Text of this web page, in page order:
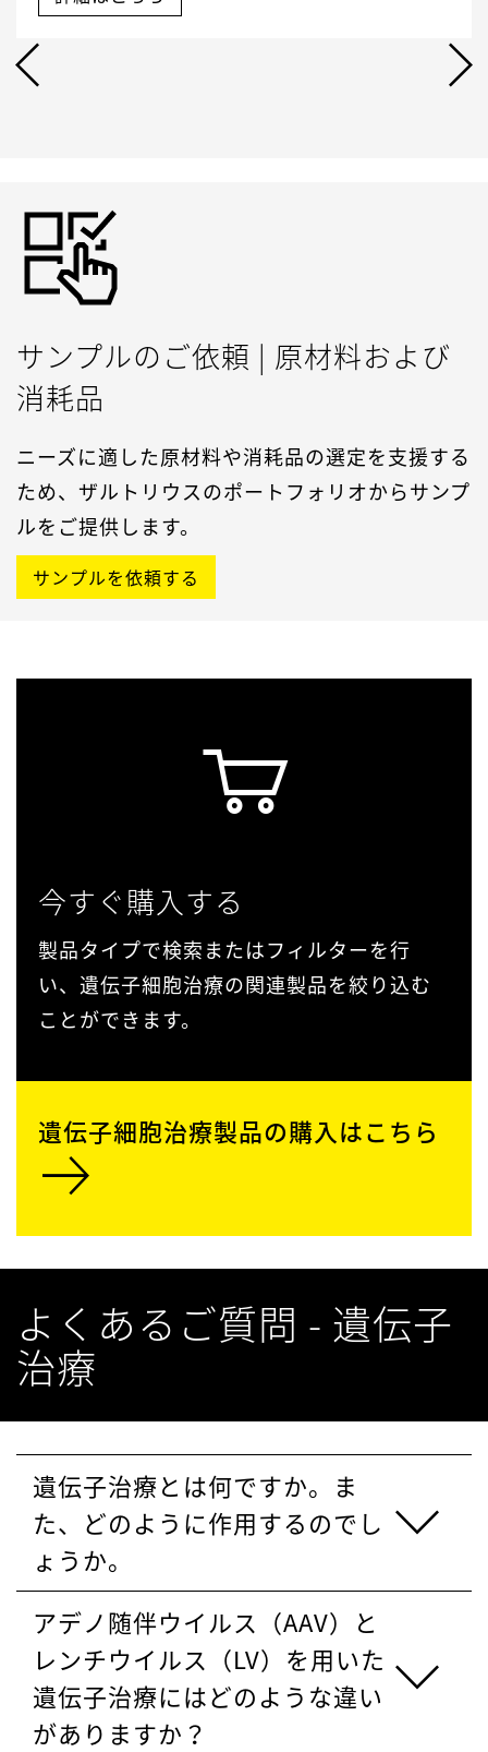
サンプルのご依頼 | 原材料および
消耗品
ニーズに適した原材料や消耗品の選定を支援する
ため、ザルトリウスのポートフォリオからサンプ
ルをご提供します。
サンプルを依頼する
今すぐ購入する
製品タイプで検索またはフィルターを行
い、遺伝子細胞治療の関連製品を絞り込む
ことができます。
遺伝子細胞治療製品の購入はこちら
よくあるご質問 - 遺伝子
治療
遺伝子治療とは何ですか。ま
た、どのように作用するのでし
ょうか。
アデノ随伴ウイルス（AAV）と
レンチウイルス（LV）を用いた
遺伝子治療にはどのような違い
がありますか？